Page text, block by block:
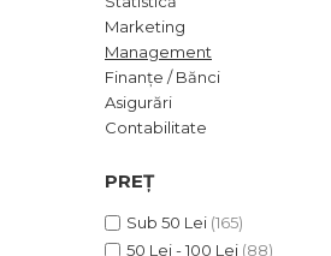
ADMINISTRATIVE
ȘTIINȚE ECONOMICE
ȘTIINȚE EXACTE
EDUCAȚIE FIZICĂ ȘI SPORT
PREUNIVERSITARIA
Cum Cumpăr
Politica de Retur
Formular de Retur
Marketing
Management
Finanțe / Bănci
Asigurări
Contabilitate
PREȚ
Sub 50 Lei (165)
50 Lei - 100 Lei (88)